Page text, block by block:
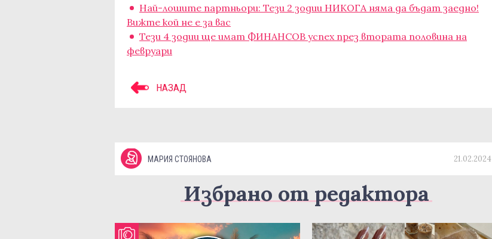
Най-лошите партньори: Тези 2 зодии НИКОГА няма да бъдат заедно!
Вижте кой не е за вас
Тези 4 зодии ще имат ФИНАНСОВ успех през втората половина на
февруари
НАЗАД
МАРИЯ СТОЯНОВА 21.02.2024
Избрано от редактора